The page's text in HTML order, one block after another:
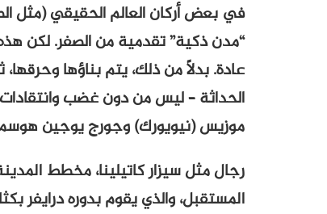
في بعض أركان العالم الحقيقي (مثل
“مدن ذكية” تقدمية من الصفر. لكن
عادة. بدلاً من ذلك، يتم بناؤها
الحداثة – ليس من دون غضب
موزيس (نيويورك) وجورج يوجين
رجال مثل سيزار كاتيلينا، مخطط
المستقبل، والذي يقوم بدوره درايفر